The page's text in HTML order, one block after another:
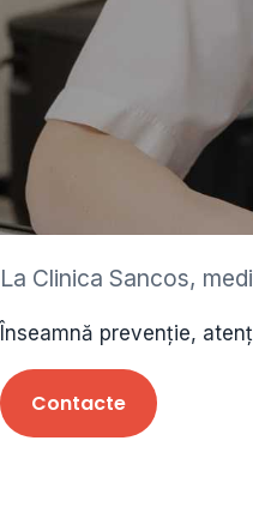
•
•
•
La Clinica Sancos,
Înseamnă prevenție,
Contacte